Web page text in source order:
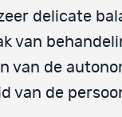
delicate
van
van de
van de